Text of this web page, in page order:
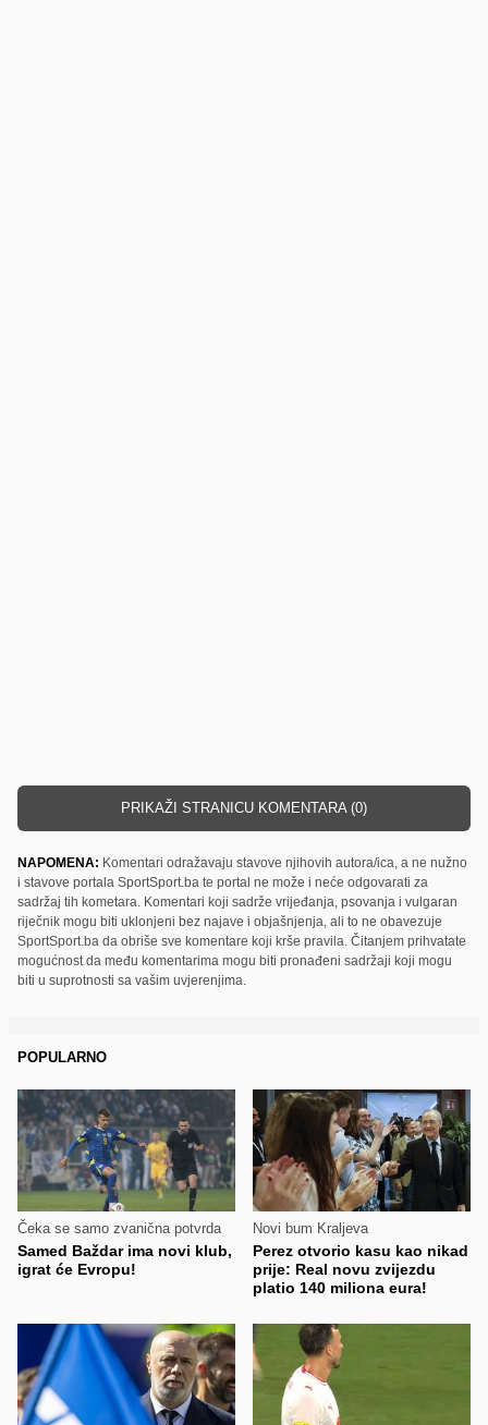
PRIKAŽI STRANICU KOMENTARA (0)
NAPOMENA: Komentari odražavaju stavove njihovih autora/ica, a ne nužno
i stavove portala SportSport.ba te portal ne može i neće odgovarati za
sadržaj tih kometara. Komentari koji sadrže vrijeđanja, psovanja i vulgaran
riječnik mogu biti uklonjeni bez najave i objašnjenja, ali to ne obavezuje
SportSport.ba da obriše sve komentare koji krše pravila. Čitanjem prihvatate
mogućnost da među komentarima mogu biti pronađeni sadržaji koji mogu
biti u suprotnosti sa vašim uvjerenjima.
POPULARNO
Čeka se samo zvanična potvrda
Samed Baždar ima novi klub,
igrat će Evropu!
Novi bum Kraljeva
Perez otvorio kasu kao nikad
prije: Real novu zvijezdu
platio 140 miliona eura!